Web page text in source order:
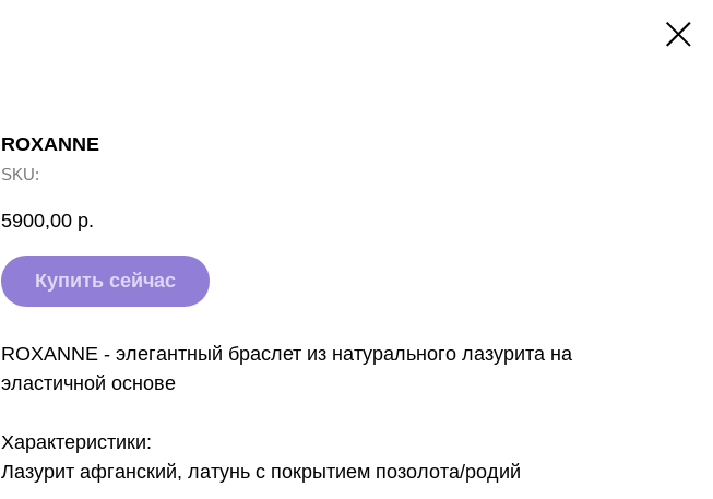
ROXANNE
SKU:
5900,00 р.
Купить сейчас
ROXANNE - элегантный браслет из натурального лазурита на
эластичной основе
Характеристики:
Лазурит афганский, латунь с покрытием позолота/родий